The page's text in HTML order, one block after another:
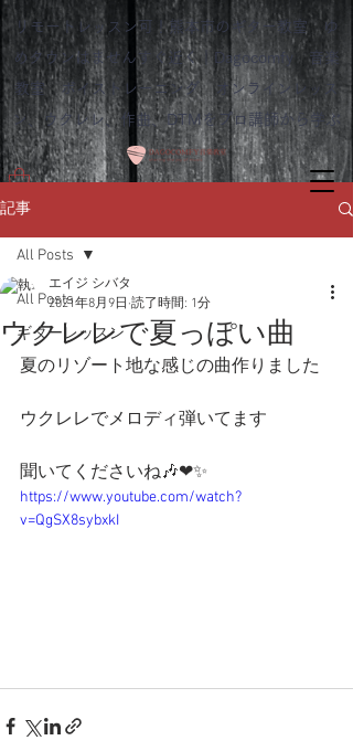
リモートレッスン可！熊本市のギター教室 ゆ
めタウンはませんすぐ近く｜Dagocomfy 音楽
教室 ボイストレーニング オンラインレッス
ン、ウクレレ、作曲、DTMをプロ講師から学ぶ
記事
All Posts
ギターレッスン
All Posts
ウクレレで夏っぽい曲
エイジ シバタ
2021年8月9日 読了時間: 1分
夏のリゾート地な感じの曲作りました
ウクレレでメロディ弾いてます
聞いてくださいね🎶❤✨
https://www.youtube.com/watch?
v=QgSX8sybxkI